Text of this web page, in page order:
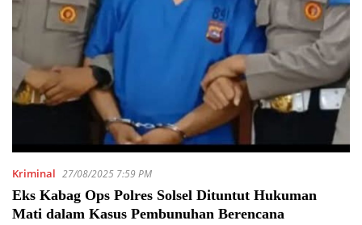
Kriminal 27/08/2025 7:59 PM
Eks Kabag Ops Polres Solsel Dituntut Hukuman
Mati dalam Kasus Pembunuhan Berencana